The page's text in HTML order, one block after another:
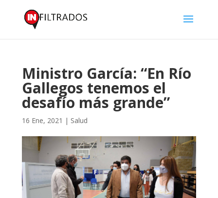
Ministro García: “En Río
Gallegos tenemos el
desafío más grande”
16 Ene, 2021 | Salud